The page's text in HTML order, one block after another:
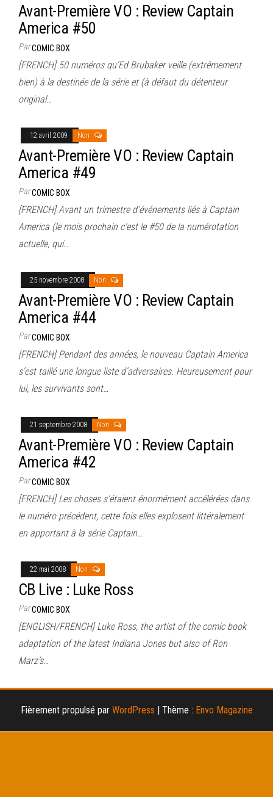
Avant-Première VO : Review Captain
America #50
ParCOMIC BOX
[FRENCH] 50 numéros qu’Ed Brubaker veille (extrêmement
bien) à la destinée de la série et (à défaut du détenteur
original…
12 avril 2009 Non
Avant-Première VO : Review Captain
America #49
ParCOMIC BOX
[FRENCH] Avant un trimestre d’événements liés à Captain
America (le mois prochain c’est le #50 de la numérotation
actuelle, qui…
25 novembre 2008 Non
Avant-Première VO : Review Captain
America #44
ParCOMIC BOX
[FRENCH] Pendant des années, le nouveau Captain America
s’est taillé une longue liste d’adversaires. Heureusement pour
lui, les survivants sont…
21 septembre 2008 Non
Avant-Première VO : Review Captain
America #42
ParCOMIC BOX
[FRENCH] Les choses s’étaient énormément accélérées dans
le numéro précédent, cette fois elles explosent littéralement
en apportant à la série Captain…
22 mai 2008 Non
CB Live : Luke Ross
ParCOMIC BOX
[ENGLISH/FRENCH] Luke Ross, the artist of the comic book
adaptation of the latest Indiana Jones but also of Ron
Marz’s…
Fièrement propulsé par WordPress | Thème : Envo Magazine